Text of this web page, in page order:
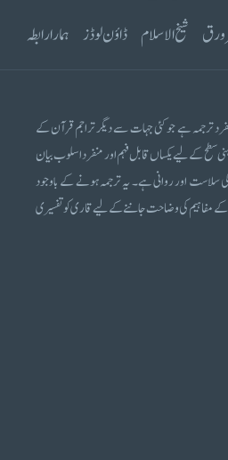
شیخ الاسلام ڈاؤن لوڈز ہمارا رابطہ
ترجمہ ہے جو کئی جہات سے دیگر تراجم قرآن کے
سطح کے لیے یکساں قابل فہم اور منفرد اسلوب بیان
سلاست اور روانی ہے۔ یہ ترجمہ ہونے کے باوجود
مفاہیم کی وضاحت جاننے کے لیے قاری کو تفسیری